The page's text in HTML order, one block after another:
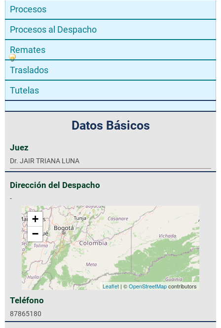
Procesos
Procesos al Despacho
Remates
Traslados
Tutelas
Datos Básicos
Juez
Dr. JAIR TRIANA LUNA
Dirección del Despacho
-
+
−
Leaflet| ©OpenStreetMapcontributors
Teléfono
87865180